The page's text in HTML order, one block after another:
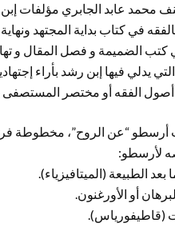
كتب الضميمة و فصل المقال و
التي يدلي فيها إبن رشد بأراء
الفقه أو مختصر المستصفى
“عن الروح”، مخطوطة
لأرسطو:
الطبيعة (الميتافيزياء).
أو الأورغنون.
(قاطيفورياس).